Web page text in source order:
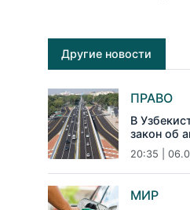
Другие новости
ПРАВО
В
закон об
20:35 |
МИР